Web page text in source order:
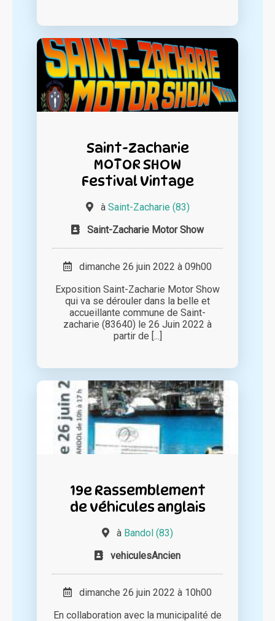
Saint-Zacharie
MOTOR SHOW
Festival Vintage
à Saint-Zacharie (83)
Saint-Zacharie Motor Show
dimanche 26 juin 2022 à 09h00
Exposition Saint-Zacharie Motor Show
qui va se dérouler dans la belle et
accueillante commune de Saint-
zacharie (83640) le 26 Juin 2022 à
partir de [...]
19e Rassemblement
de véhicules anglais
à Bandol (83)
vehiculesAncien
dimanche 26 juin 2022 à 10h00
En collaboration avec la municipalité de